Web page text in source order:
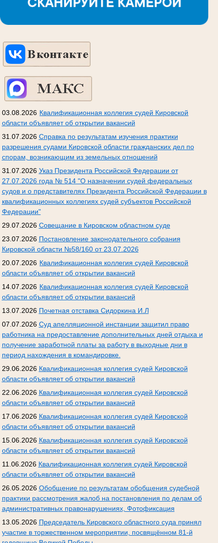
03.08.2026 Квалификационная коллегия судей Кировской
области объявляет об открытии вакансий
31.07.2026 Справка по результатам изучения практики
разрешения судами Кировской области гражданских дел по
спорам, возникающим из земельных отношений
31.07.2026 Указ Президента Российской Федерации от
27.07.2026 года № 514 "О назначении судей федеральных
судов и о представителях Президента Российской Федерации в
квалификационных коллегиях судей субъектов Российской
Федерации"
29.07.2026 Совещание в Кировском областном суде
23.07.2026 Постановление законодательного собрания
Кировской области №58/160 от 23.07.2026
20.07.2026 Квалификационная коллегия судей Кировской
области объявляет об открытии вакансий
14.07.2026 Квалификационная коллегия судей Кировской
области объявляет об открытии вакансий
13.07.2026 Почетная отставка Сидоркина И.Л
07.07.2026 Суд апелляционной инстанции защитил право
работника на предоставление дополнительных дней отдыха и
получение заработной платы за работу в выходные дни в
период нахождения в командировке.
29.06.2026 Квалификационная коллегия судей Кировской
области объявляет об открытии вакансий
22.06.2026 Квалификационная коллегия судей Кировской
области объявляет об открытии вакансий
17.06.2026 Квалификационная коллегия судей Кировской
области объявляет об открытии вакансий
15.06.2026 Квалификационная коллегия судей Кировской
области объявляет об открытии вакансий
11.06.2026 Квалификационная коллегия судей Кировской
области объявляет об открытии вакансий
26.05.2026 Обобщение по результатам обобщения судебной
практики рассмотрения жалоб на постановления по делам об
административных правонарушениях, Фотофиксация
13.05.2026 Председатель Кировского областного суда принял
участие в торжественном мероприятии, посвящённом 81-й